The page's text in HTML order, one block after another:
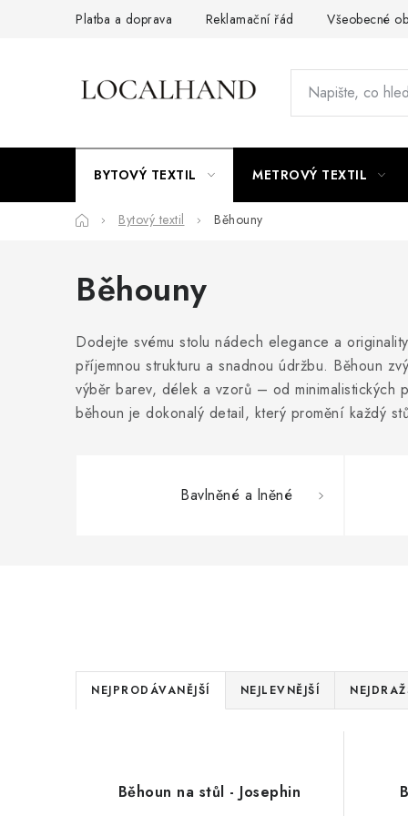
Platba a doprava Reklamační řád Všeobecné
BYTOVÝ TEXTIL METROVÝ TEXTIL
DomůBytový textil Běhouny
Běhouny
Dodejte svému stolu nádech elegance a
příjemnou strukturu a snadnou údržbu. Běhoun
výběr barev, délek a vzorů – od
běhoun je dokonalý detail, který promění každý
Bavlněné a lněné
Ř
a
NEJPRODÁVANĚJŠÍ NEJLEVNĚJŠÍ
Běhoun na stůl - Josephin